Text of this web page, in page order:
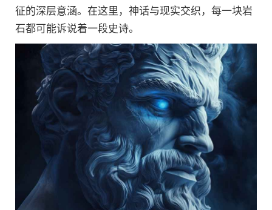
征的深层意涵。在这里，神话与现实交织，每一块岩
石都可能诉说着一段史诗。